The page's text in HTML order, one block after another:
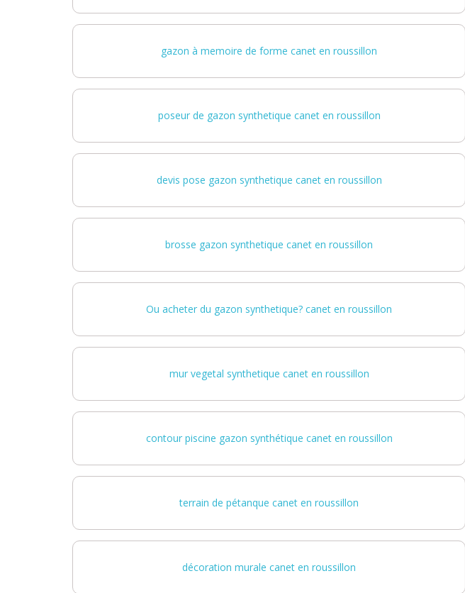
gazon à memoire de forme canet en roussillon
poseur de gazon synthetique canet en roussillon
devis pose gazon synthetique canet en roussillon
brosse gazon synthetique canet en roussillon
Ou acheter du gazon synthetique? canet en roussillon
mur vegetal synthetique canet en roussillon
contour piscine gazon synthétique canet en roussillon
terrain de pétanque canet en roussillon
décoration murale canet en roussillon